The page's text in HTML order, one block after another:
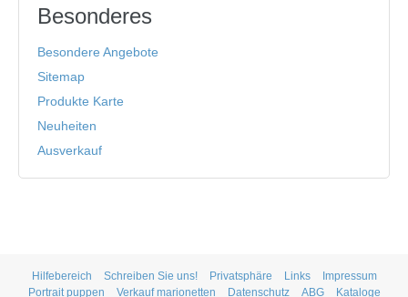
Besonderes
Besondere Angebote
Sitemap
Produkte Karte
Neuheiten
Ausverkauf
Hilfebereich Schreiben Sie uns! Privatsphäre Links
Impressum
Portrait puppen
Verkauf marionetten Datenschutz ABG Kataloge